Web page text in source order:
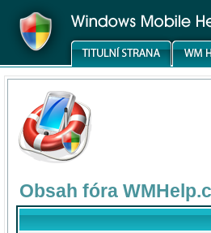
Obsah fóra